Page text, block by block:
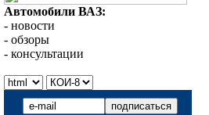
Автомобили ВАЗ:
- новости
- обзоры
- консультации